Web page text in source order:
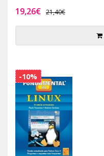
19,26€ 21,40€
-10%